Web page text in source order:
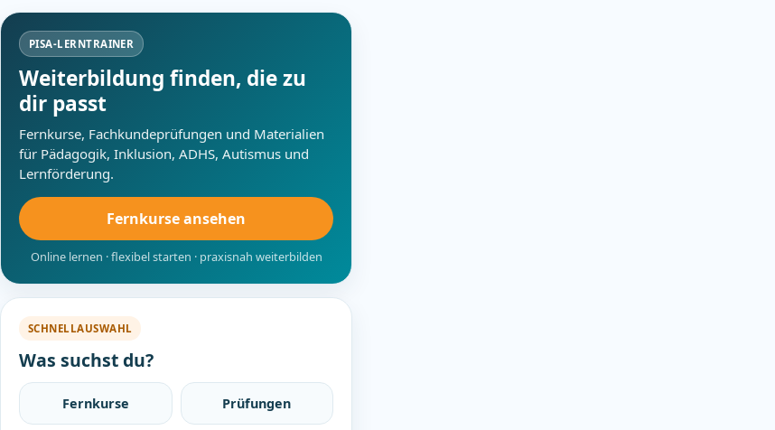
PISA-LERNTRAINER
Weiterbildung finden, die zu
dir passt
Fernkurse, Fachkundeprüfungen und Materialien
für Pädagogik, Inklusion, ADHS, Autismus und
Lernförderung.
Fernkurse ansehen
Online lernen · flexibel starten · praxisnah weiterbilden
SCHNELLAUSWAHL
Was suchst du?
Fernkurse Prüfungen